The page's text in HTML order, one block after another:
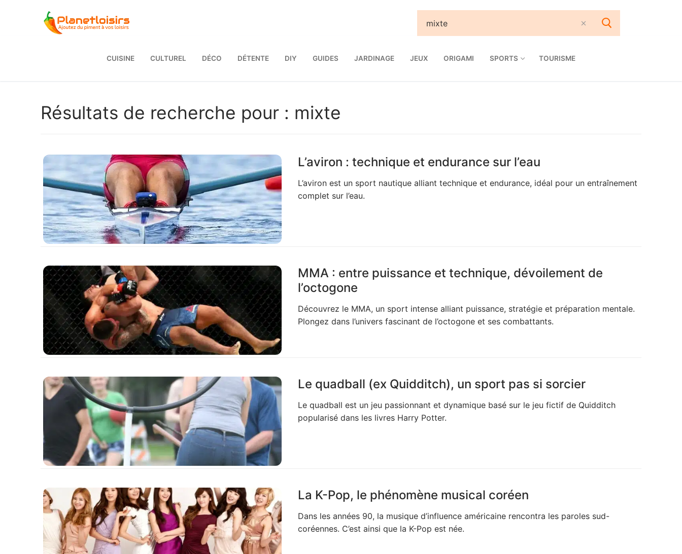
CUISINE CULTUREL DÉCO DÉTENTE DIY GUIDES JARDINAGE JEUX ORIGAMI SPORTS TOURISME
Résultats de recherche pour : mixte
L’aviron : technique et endurance sur l’eau
L’aviron est un sport nautique alliant technique et endurance, idéal pour un entraînement
complet sur l’eau.
MMA : entre puissance et technique, dévoilement de
l’octogone
Découvrez le MMA, un sport intense alliant puissance, stratégie et préparation mentale.
Plongez dans l’univers fascinant de l’octogone et ses combattants.
Le quadball (ex Quidditch), un sport pas si sorcier
Le quadball est un jeu passionnant et dynamique basé sur le jeu fictif de Quidditch
popularisé dans les livres Harry Potter.
La K-Pop, le phénomène musical coréen
Dans les années 90, la musique d’influence américaine rencontra les paroles sud-
coréennes. C’est ainsi que la K-Pop est née.